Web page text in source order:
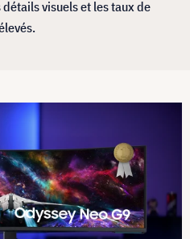
visuels et les taux de